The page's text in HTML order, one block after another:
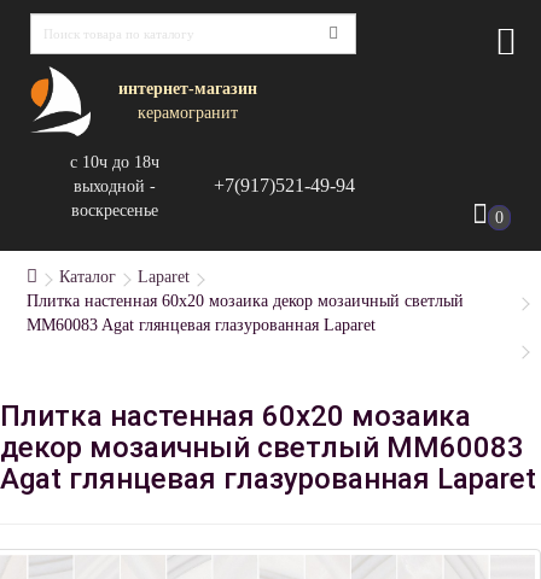
интернет-магазин
керамогранит
с 10ч до 18ч
выходной -
воскресенье
+7(917)521-49-94
0
Каталог
Laparet
Плитка настенная 60x20 мозаика декор мозаичный светлый
MM60083 Agat глянцевая глазурованная Laparet
Плитка настенная 60x20 мозаика
декор мозаичный светлый MM60083
Agat глянцевая глазурованная Laparet